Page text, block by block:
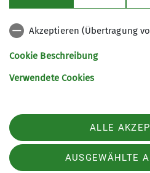
Pizza gebacken und
Die Jugend-Fördergruppe
Natürlich haben Kinder
die sich für diese
Dieses Angebot richtet
Akzeptieren (Übertragung
Cookie Beschreibung
Verwendete Cookies
ALLE
AUSGEWÄHLTE